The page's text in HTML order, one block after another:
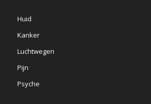
Huid
Kanker
Luchtwegen
Pijn
Psyche